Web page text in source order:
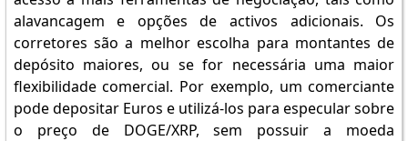
alavancagem e opções de activos adicionais. Os
corretores são a melhor escolha para montantes de
depósito maiores, ou se for necessária uma maior
flexibilidade comercial. Por exemplo, um comerciante
pode depositar Euros e utilizá-los para especular sobre
o preço de DOGE/XRP, sem possuir a moeda